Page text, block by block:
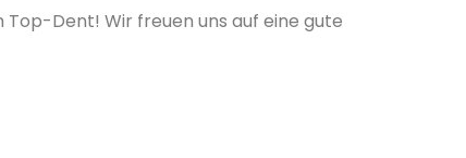
Top-Dent! Wir freuen uns auf eine gute